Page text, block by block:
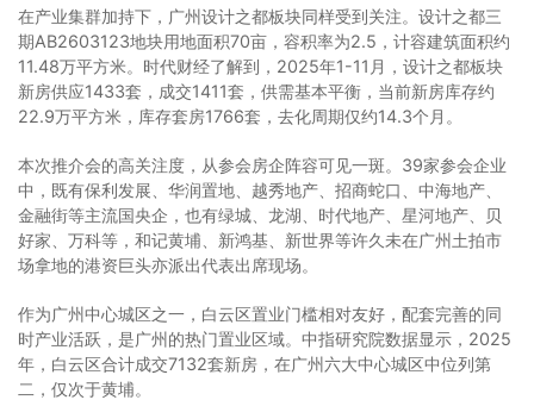
在产业集群加持下，广州设计之都板块同样受到关注。设计之都三
期AB2603123地块用地面积70亩，容积率为2.5，计容建筑面积约
11.48万平方米。时代财经了解到，2025年1-11月，设计之都板块
新房供应1433套，成交1411套，供需基本平衡，当前新房库存约
22.9万平方米，库存套房1766套，去化周期仅约14.3个月。
本次推介会的高关注度，从参会房企阵容可见一斑。39家参会企业
中，既有保利发展、华润置地、越秀地产、招商蛇口、中海地产、
金融街等主流国央企，也有绿城、龙湖、时代地产、星河地产、贝
好家、万科等，和记黄埔、新鸿基、新世界等许久未在广州土拍市
场拿地的港资巨头亦派出代表出席现场。
作为广州中心城区之一，白云区置业门槛相对友好，配套完善的同
时产业活跃，是广州的热门置业区域。中指研究院数据显示，2025
年，白云区合计成交7132套新房，在广州六大中心城区中位列第
二，仅次于黄埔。